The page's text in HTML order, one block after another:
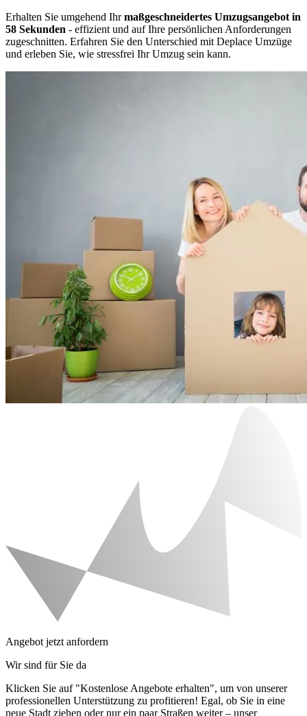
Erhalten Sie umgehend Ihrmaßgeschneidertes Umzugsangebot in
58 Sekunden - effizient und auf Ihre persönlichen Anforderungen
zugeschnitten. Erfahren Sie den Unterschied mit Deplace Umzüge
und erleben Sie, wie stressfrei Ihr Umzug sein kann.
Angebot jetzt anfordern
Wir sind für Sie da
Klicken Sie auf "Kostenlose Angebote erhalten", um von unserer
professionellen Unterstützung zu profitieren! Egal, ob Sie in eine
neue Stadt ziehen oder nur ein paar Straßen weiter – unser